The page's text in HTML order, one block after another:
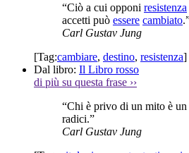
“Ciò a cui opponi resistenza
accetti può essere cambiato
Carl Gustav Jung
[Tag:cambiare, destino, resistenza]
Dal libro: Il Libro rosso
di più su questa frase ››
“Chi è privo di un mito è un
radici.”
Carl Gustav Jung